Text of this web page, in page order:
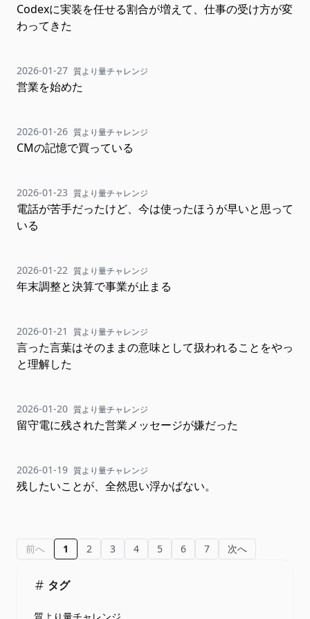
Codexに実装を任せる割合が増えて、仕事の受け方が変
わってきた
2026-01-27 質より量チャレンジ
営業を始めた
2026-01-26 質より量チャレンジ
CMの記憶で買っている
2026-01-23 質より量チャレンジ
電話が苦手だったけど、今は使ったほうが早いと思って
いる
2026-01-22 質より量チャレンジ
年末調整と決算で事業が止まる
2026-01-21 質より量チャレンジ
言った言葉はそのままの意味として扱われることをやっ
と理解した
2026-01-20 質より量チャレンジ
留守電に残された営業メッセージが嫌だった
2026-01-19 質より量チャレンジ
残したいことが、全然思い浮かばない。
前へ 1 2 3 4 5 6 7 次へ
タグ